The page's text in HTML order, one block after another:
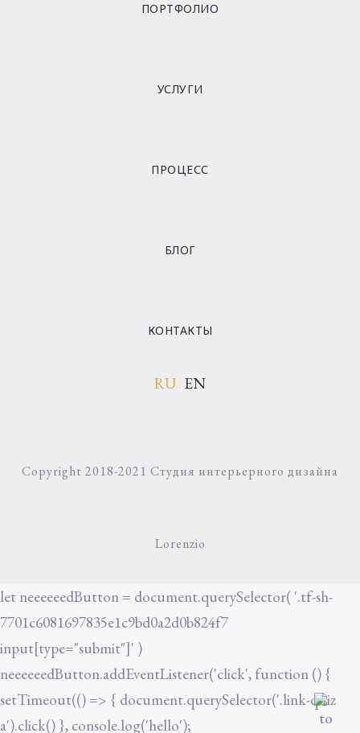
ПОРТФОЛИО
УСЛУГИ
ПРОЦЕСС
БЛОГ
КОНТАКТЫ
RU EN
Copyright 2018-2021 Студия интерьерного дизайна
Lorenzio
let neeeeeedButton = document.querySelector( '.tf-sh-
7701c6081697835e1c9bd0a2d0b824f7
input[type="submit"]' )
neeeeeedButton.addEventListener('click', function () {
setTimeout(() => { document.querySelector('.link-quiz
a').click() }, console.log('hello');